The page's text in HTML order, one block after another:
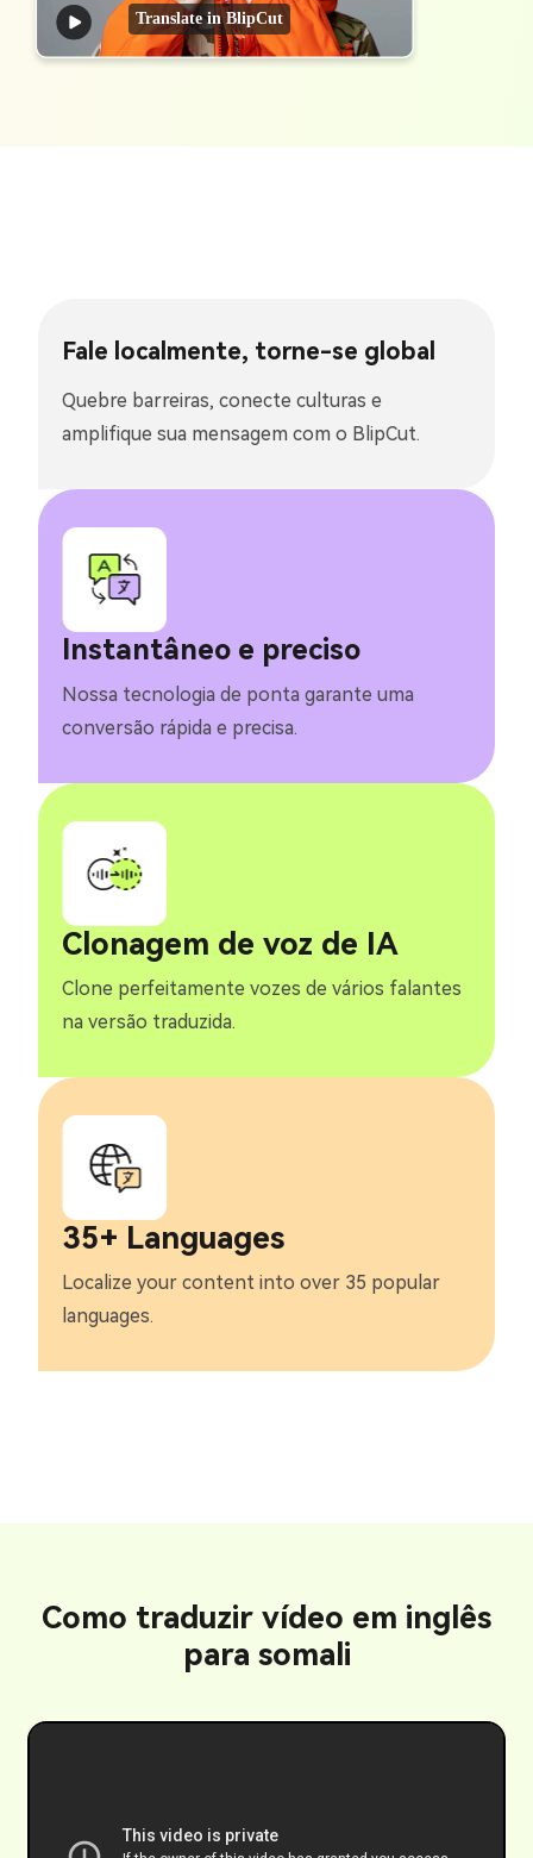
Translate in BlipCut
Instantâneo e preciso
Nossa tecnologia de ponta garante uma
conversão rápida e precisa.
Fale localmente, torne-se global
Quebre barreiras, conecte culturas e
amplifique sua mensagem com o BlipCut.
35+ Languages
Localize your content into over 35 popular
languages.
Clonagem de voz de IA
Clone perfeitamente vozes de vários falantes
na versão traduzida.
Como traduzir vídeo em inglês
para somali